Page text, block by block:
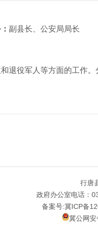
副县长、公安局局长
退役军人等方面的工作